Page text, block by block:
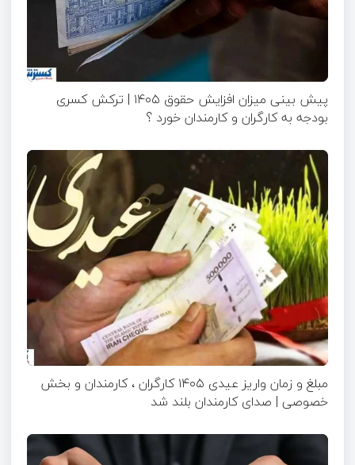
پیش بینی میزان افزایش حقوق ۱۴۰۵ | ترکش کسری
بودجه به کارگران و کارمندان خورد ؟
مبلغ و زمان واریز عیدی ۱۴۰۵ کارگران ، کارمندان و بخش
خصوصی | صدای کارمندان بلند شد